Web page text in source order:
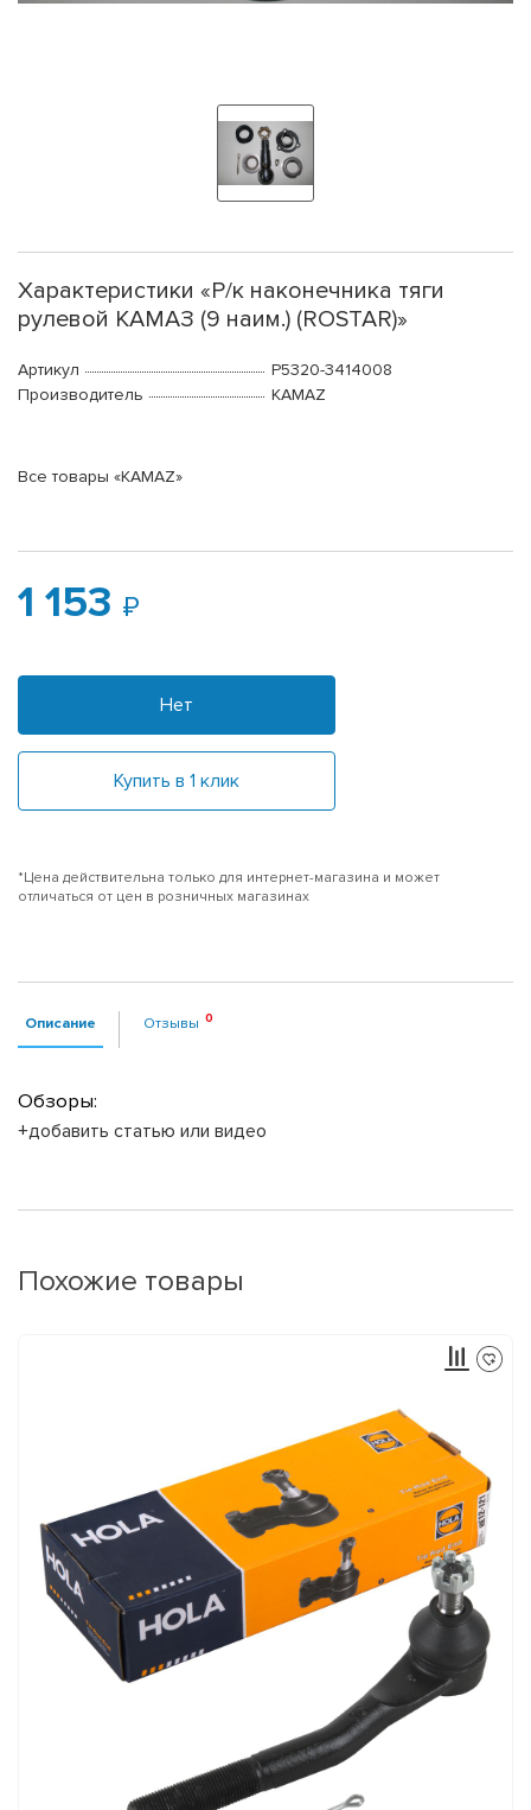
Характеристики «Р/к наконечника тяги
рулевой КАМАЗ (9 наим.) (ROSTAR)»
Артикул
Р5320-3414008
Производитель
KAMAZ
Все товары «KAMAZ»
1 153
Нет
Купить в 1 клик
*Цена действительна только для интернет-магазина и может
отличаться от цен в розничных магазинах
Описание Отзывы
Обзоры:
+добавить статью или видео
Похожие товары